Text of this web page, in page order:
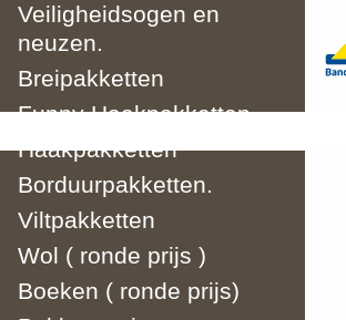
Veiligheidsogen en
neuzen.
Breipakketten
Funny Haakpakketten.
Haakpakketten
Borduurpakketten.
Viltpakketten
Wol ( ronde prijs )
Boeken ( ronde prijs)